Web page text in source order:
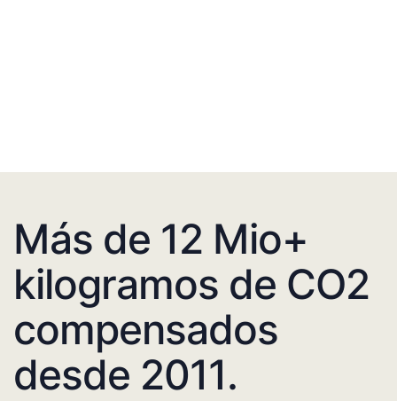
Más de 12 Mio+
kilogramos de CO2
compensados
desde 2011.